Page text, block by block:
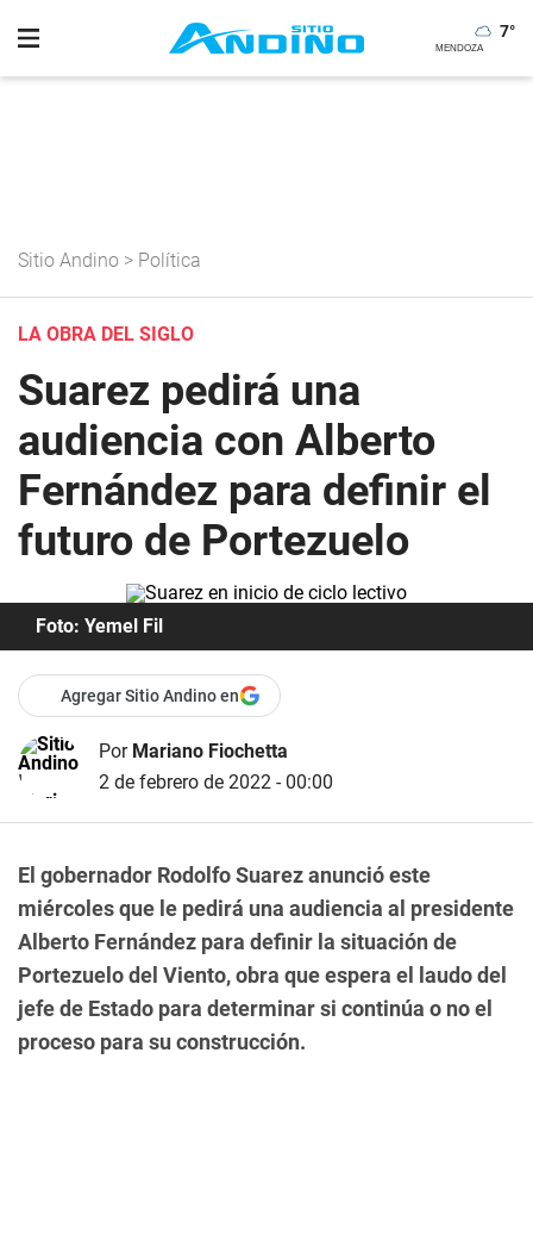
7°
Sitio Andino > Política
LA OBRA DEL SIGLO
Suarez pedirá una
audiencia con Alberto
Fernández para definir el
futuro de Portezuelo
Foto: Yemel Fil
Agregar Sitio Andino en
Por Mariano Fiochetta
2 de febrero de 2022 - 00:00
El gobernador Rodolfo Suarez anunció este
miércoles que le pedirá una audiencia al presidente
Alberto Fernández para definir la situación de
Portezuelo del Viento, obra que espera el laudo del
jefe de Estado para determinar si continúa o no el
proceso para su construcción.